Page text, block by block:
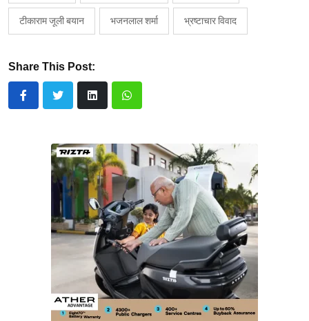
टीकाराम जूली बयान भजनलाल शर्मा भ्रष्टाचार विवाद
Share This Post: